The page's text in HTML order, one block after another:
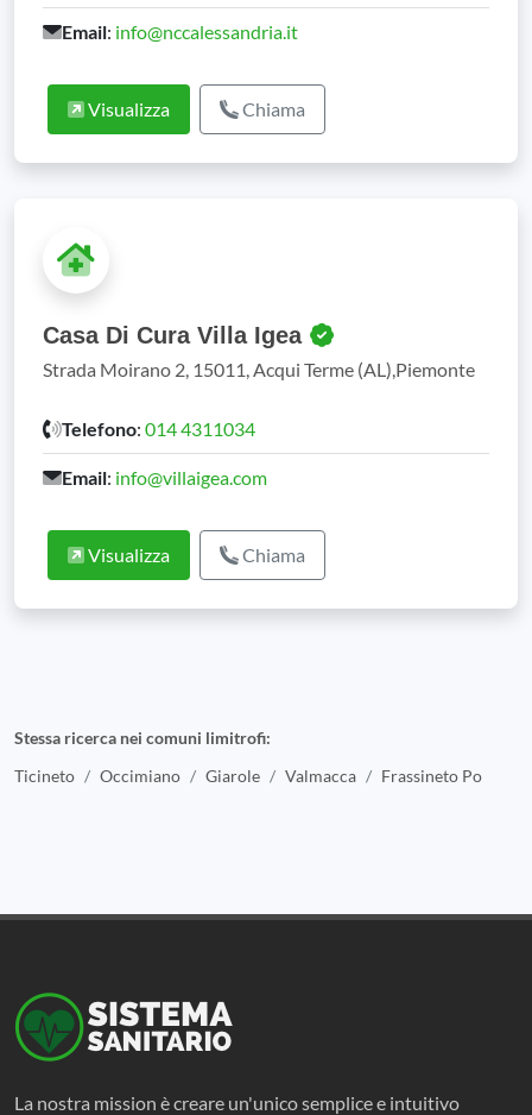
Email: info@nccalessandria.it
Visualizza Chiama
Casa Di Cura Villa Igea
Strada Moirano 2, 15011, Acqui Terme (AL),Piemonte
Telefono: 014 4311034
Email: info@villaigea.com
Visualizza Chiama
Stessa ricerca nei comuni limitrofi:
Ticineto
Occimiano Giarole Valmacca Frassineto Po
La nostra mission è creare un'unico semplice e intuitivo